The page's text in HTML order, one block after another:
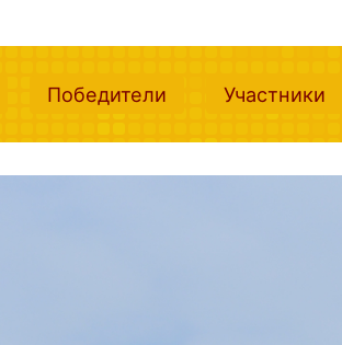
(current)Победители (current)Участники